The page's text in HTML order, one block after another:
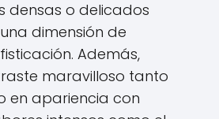
densas o delicados
dimensión de
Además,
maravilloso tanto
en apariencia con